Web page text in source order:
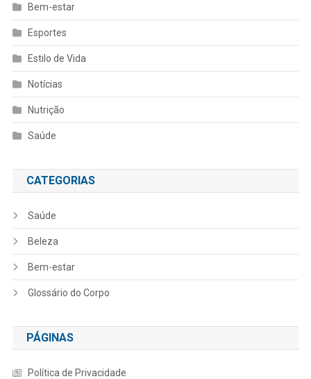
Bem-estar
Esportes
Estilo de Vida
Notícias
Nutrição
Saúde
CATEGORIAS
Saúde
Beleza
Bem-estar
Glossário do Corpo
PÁGINAS
Política de Privacidade